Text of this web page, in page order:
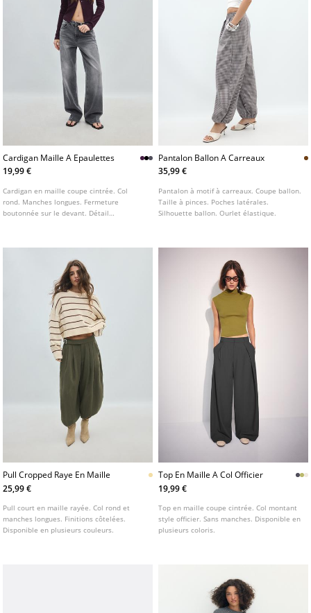
Cardigan Maille A Epaulettes
19,99 €
Cardigan en maille coupe cintrée. Col
rond. Manches longues. Fermeture
boutonnée sur le devant. Détail
Pantalon Ballon A Carreaux
35,99 €
Pantalon à motif à carreaux. Coupe ballon.
Taille à pinces. Poches latérales.
Silhouette ballon. Ourlet élastique.
Pull Cropped Raye En Maille
25,99 €
Pull court en maille rayée. Col rond et
manches longues. Finitions côtelées.
Disponible en plusieurs couleurs.
Top En Maille A Col Officier
19,99 €
Top en maille coupe cintrée. Col montant
style officier. Sans manches. Disponible en
plusieurs coloris.